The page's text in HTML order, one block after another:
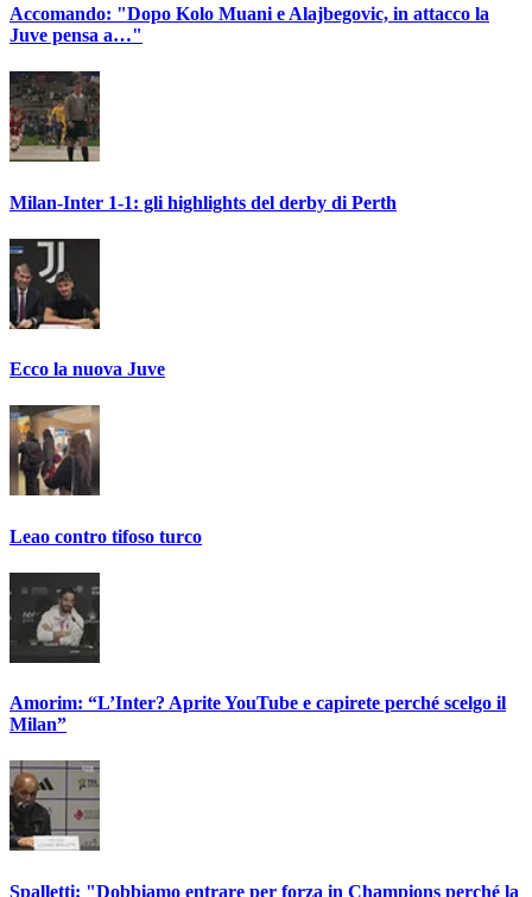
Accomando: "Dopo Kolo Muani e Alajbegovic, in attacco la
Juve pensa a…"
Milan-Inter 1-1: gli highlights del derby di Perth
Ecco la nuova Juve
Leao contro tifoso turco
Amorim: “L’Inter? Aprite YouTube e capirete perché scelgo il
Milan”
Spalletti: "Dobbiamo entrare per forza in Champions perché la